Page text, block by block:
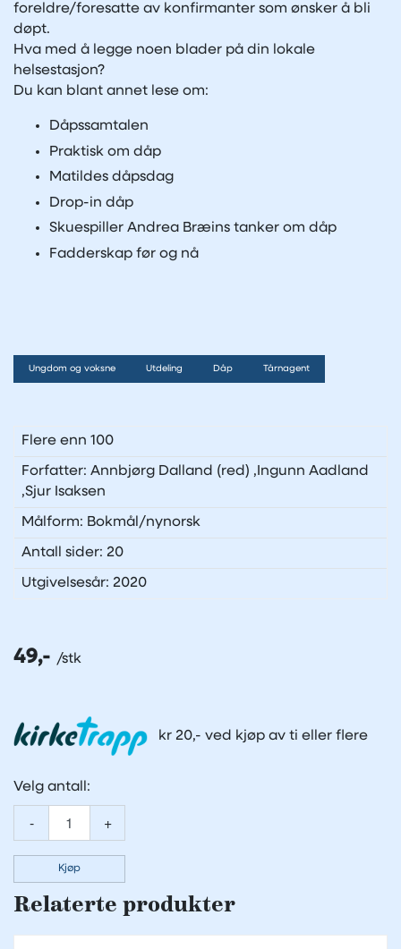
foreldre/foresatte av konfirmanter som ønsker å bli
døpt.
Hva med å legge noen blader på din lokale
helsestasjon?
Du kan blant annet lese om:
Dåpssamtalen
Praktisk om dåp
Matildes dåpsdag
Drop-in dåp
Skuespiller Andrea Bræins tanker om dåp
Fadderskap før og nå
Ungdom og voksne Utdeling Dåp Tårnagent
Flere enn 100
Forfatter: Annbjørg Dalland (red) ,Ingunn Aadland
,Sjur Isaksen
Målform: Bokmål/nynorsk
Antall sider: 20
Utgivelsesår: 2020
49,-
kr 20,- ved kjøp av ti eller flere
Velg antall:
- +
Kjøp
Relaterte produkter